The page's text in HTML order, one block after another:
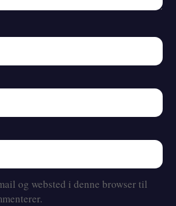
og websted i denne browser til